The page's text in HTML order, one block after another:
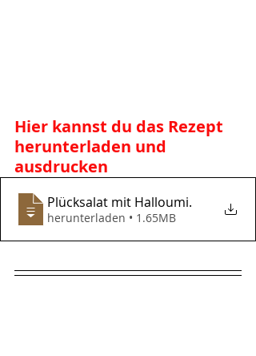
Hier kannst du das Rezept
herunterladen und
ausdrucken
Plücksalat mit Halloumi.
herunterladen • 1.65MB